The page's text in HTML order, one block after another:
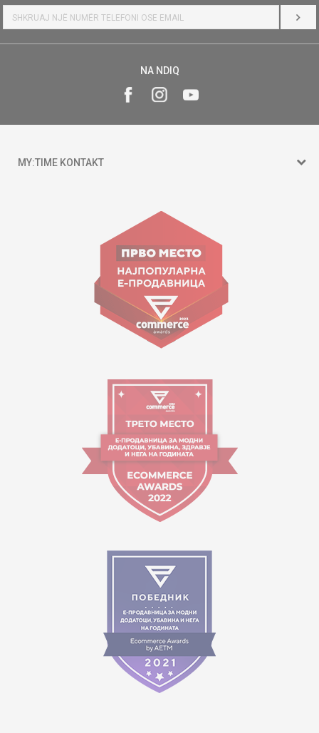
HYR
NA NDIQ
MY:TIME KONTAKT
Goce Nikolovski 74 Shkup
contact@mytime.mk
Orari i punës:
09:00 - 17:00